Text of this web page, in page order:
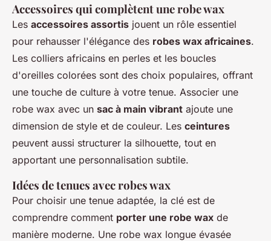
Accessoires qui complètent une robe wax
Les accessoires assortis jouent un rôle essentiel
pour rehausser l'élégance des robes wax africaines.
Les colliers africains en perles et les boucles
d'oreilles colorées sont des choix populaires, offrant
une touche de culture à votre tenue. Associer une
robe wax avec un sac à main vibrant ajoute une
dimension de style et de couleur. Les ceintures
peuvent aussi structurer la silhouette, tout en
apportant une personnalisation subtile.
Idées de tenues avec robes wax
Pour choisir une tenue adaptée, la clé est de
comprendre comment porter une robe wax de
manière moderne. Une robe wax longue évasée